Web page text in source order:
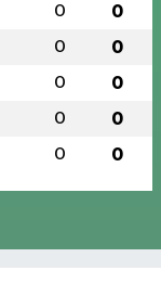
0 0
0 0
0 0
0 0
0 0